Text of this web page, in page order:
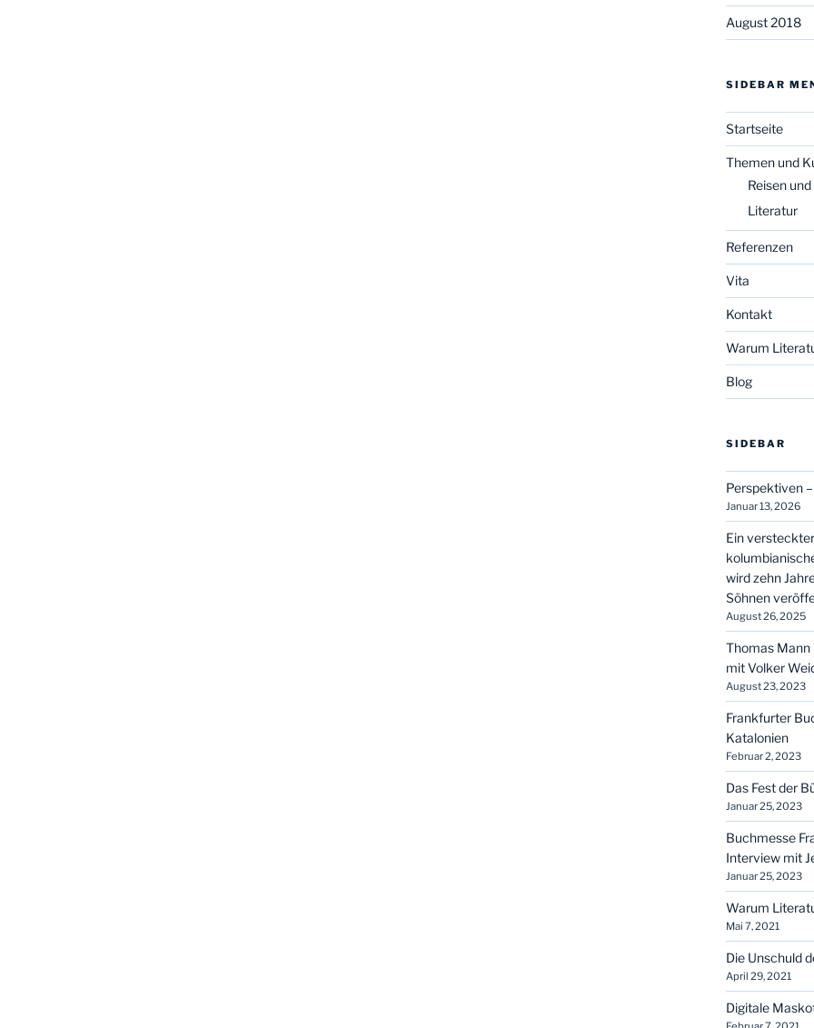
August 2018
SIDEBAR
Startseite
Themen und
Reisen
Literatur
Referenzen
Vita
Kontakt
Warum
Blog
SIDEBAR
Perspektiven
Januar 13, 2026
Ein
wird zehn
Söhnen
August 26, 2025
Thomas Mann
mit Volker
August 23, 2023
Frankfurter
Katalonien
Februar 2, 2023
Das Fest der
Januar 25, 2023
Buchmesse
Interview mit
Januar 25, 2023
Warum
Mai 7, 2021
Die Unschuld
April 29, 2021
Digitale